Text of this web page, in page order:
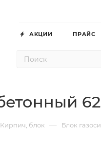
АКЦИИ ПРАЙС
Кирпич, блок — Блок